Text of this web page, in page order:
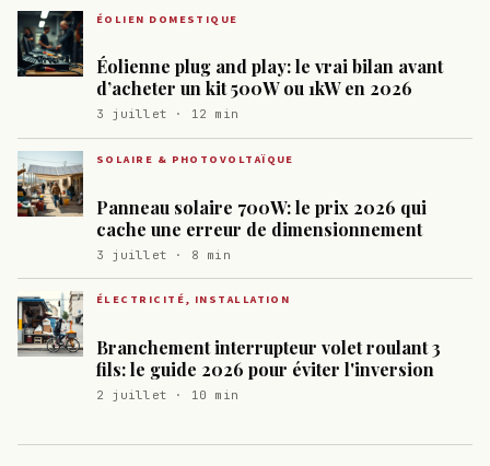
ÉOLIEN DOMESTIQUE
Éolienne plug and play: le vrai bilan avant
d’acheter un kit 500W ou 1kW en 2026
3 juillet · 12 min
SOLAIRE & PHOTOVOLTAÏQUE
Panneau solaire 700W: le prix 2026 qui
cache une erreur de dimensionnement
3 juillet · 8 min
ÉLECTRICITÉ, INSTALLATION
Branchement interrupteur volet roulant 3
fils: le guide 2026 pour éviter l'inversion
2 juillet · 10 min